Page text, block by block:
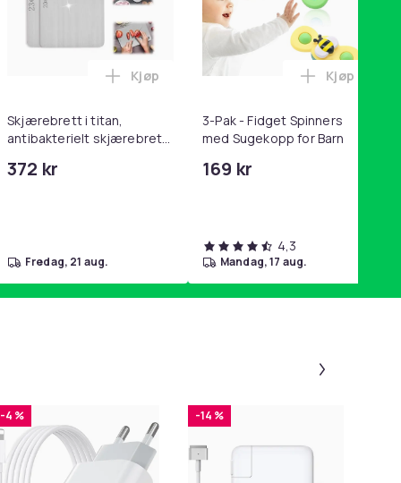
Pink i handlekurven
SoundLink Black i handlekurven
pakning PKcell i handlekurven
trakte 0,7 l, rosa i handlekurven
Skjærebrett i titan,
antibakterielt skjærebrett,
BPA-fri (2 stk.)
372 kr
Legg Skjærebrett i titan, antibakterielt
Kjøp
fredag, 21 aug.
3-Pak - Fidget Spinners
med Sugekopp for Barn
169 kr
Legg 3-
Kjøp
4,3
mandag, 17 aug.
-4 % -14 %